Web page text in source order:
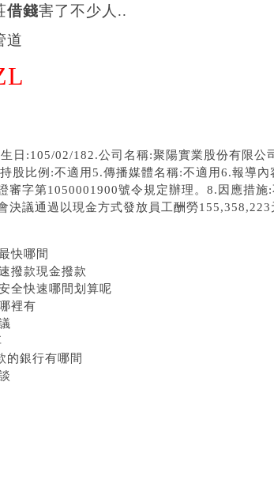
借錢害了不少人..
道
日:105/02/182.公司名稱:聚陽實業股份有限公
股比例:不適用5.傳播媒體名稱:不適用6.報導內
審字第1050001900號令規定辦理。8.因應措施
決議通過以現金方式發放員工酬勞
快哪間
撥款現金撥款
全快速哪間划算呢
裡有
的銀行有哪間